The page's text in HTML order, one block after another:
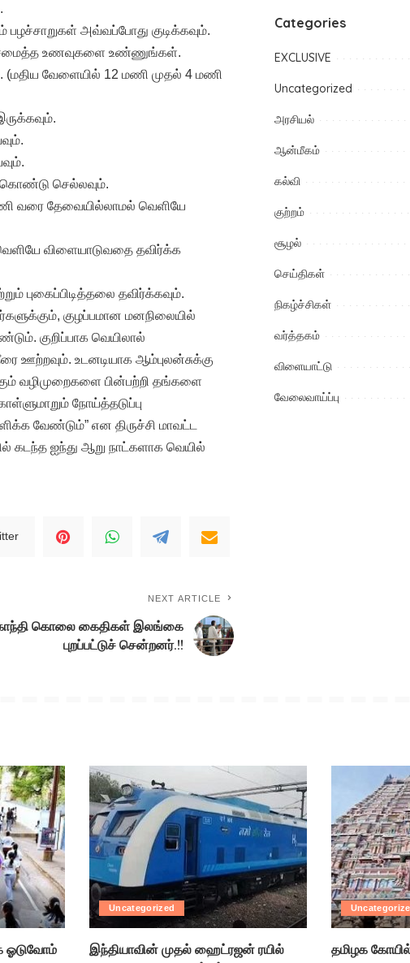
அவ்வப்போது குடிக்கவும்.
சமைத்த உணவுகளை உண்ணுங்கள்.
(மதிய வேளையில் 12 மணி முதல் 4 மணி
கொண்டு செல்லவும்.
வரை தேவையில்லாமல் வெளியே
விளையாடுவதை தவிர்க்க
புகைப்பிடித்தலை தவிர்க்கவும்.
குழப்பமான மனநிலையில்
குறிப்பாக வெயிலால்
ஊற்றவும். உடனடியாக ஆம்புலன்சுக்கு
வழிமுறைகளை பின்பற்றி தங்களை
நோய்த்தடுப்பு
வேண்டும்” என திருச்சி மாவட்ட
கடந்த ஐந்து ஆறு நாட்களாக வெயில்
NEXT ARTICLE
கொலை கைதிகள் இலங்கை
புறப்பட்டுச் சென்றனர்.!!
Categories
EXCLUSIVE
Uncategorized
அரசியல்
ஆன்மீகம்
கல்வி
குற்றம்
சூழல்
செய்திகள்
நிகழ்ச்சிகள்
வர்த்தகம்
விளையாட்டு
வேலைவாய்ப்பு
Uncategorized
இந்தியாவின் முதல் ஹைட்ரஜன் ரயில்
தமிழக